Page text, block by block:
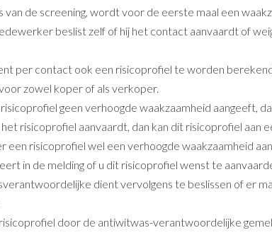
van de screening, wordt voor de eerste maal een
beslist zelf of hij het contact aanvaardt of
per contact ook een risicoprofiel te worden
zowel koper of als verkoper.
geen verhoogde waakzaamheid aangeeft,
het risicoprofiel aanvaardt, dan kan dit risicoprofiel aan
een risicoprofiel wel een verhoogde waakzaamheid
in de melding of u dit risicoprofiel wenst te
dient vervolgens te beslissen of er
door de antiwitwas-verantwoordelijke